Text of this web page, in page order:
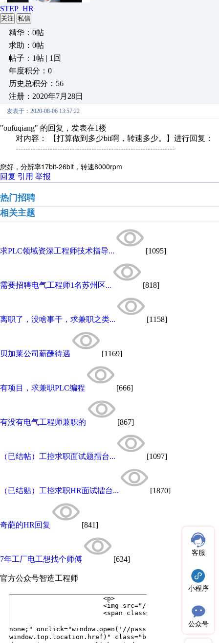
STEP_HR
关注 私信
精华：0帖
求助：0帖
帖子：1帖 | 1回
年度积分：0
历史总积分：56
注册：2020年7月28日
发表于：2020-08-06 13:57:22
"oufuqiang" 的回复，发表在1楼
对内容： 【打算做到多少bit啊，转速多少。】进行回复：
-----------------------------------------------------------------
您好，分辨率17bit-26bit，转速8000rpm
回复 引用 举报
热门招聘
相关主题
求PLC领域资深工程师技术指导... [1095]
需要招聘电气工程师1名苏州区... [818]
离职了，没啥事干，求兼职之类... [1158]
贝加莱公司薪酬待遇 [1169]
有项目，求兼职PLC编程 [666]
有没有电气工程师兼职的 [867]
（已结帖）工控求职面试题擂台... [1097]
（已结贴）工控求职HR面试擂台... [1870]
奇葩的HR回复 [841]
7年工厂电工想找个师傅 [634]
官方公众号智造工程师
客服
小程序
公众号